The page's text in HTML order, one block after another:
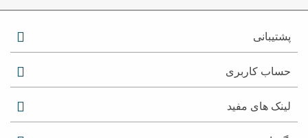
پشتیبانی
حساب کاربری
لینک های مفید